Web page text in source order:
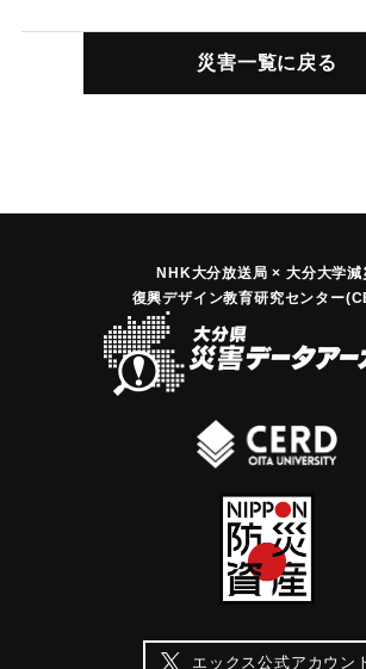
ひどかった地域が浜町から浜脇にかけての
町、御成町、魚薬町、東仲町、東町にかけ
水した。深いところでは水深1メートル以
｜固有コード:00699001
災害一覧に戻る
NHK大分放送局 × 大分大学減
復興デザイン教育研究センター
エックス公式アカウン